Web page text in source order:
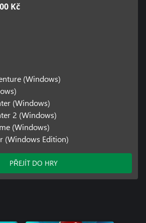
Kč
(Windows)
(Windows)
2 (Windows)
(Windows)
(Windows Edition)
PŘEJÍT DO HRY